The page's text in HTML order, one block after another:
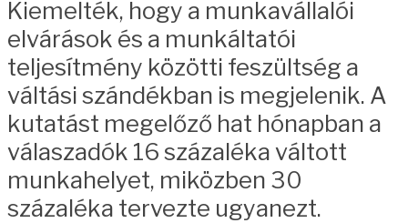
Kiemelték, hogy a munkavállalói
elvárások és a munkáltatói
teljesítmény közötti feszültség a
váltási szándékban is megjelenik. A
kutatást megelőző hat hónapban a
válaszadók 16 százaléka váltott
munkahelyet, miközben 30
százaléka tervezte ugyanezt.